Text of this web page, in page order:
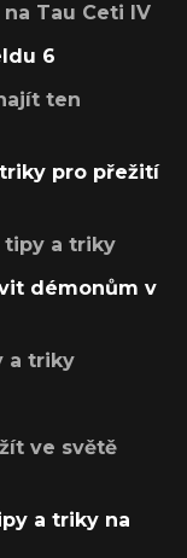
Tau Ceti IV
6
ten
pro přežití
tipy a triky
démonům v
a triky
ve světě
a triky na